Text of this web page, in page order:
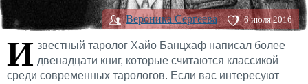
Вероника Сергеева 6 июля 2016
И звестный таролог Хайо Банцхаф написал более
двенадцати книг, которые считаются классикой
среди современных тарологов. Если вас интересуют